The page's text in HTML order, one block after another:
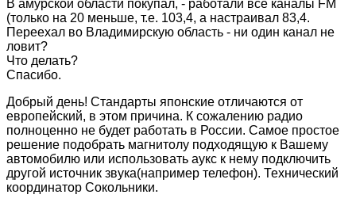
В амурской области покупал, - работали все каналы FM
(только на 20 меньше, т.е. 103,4, а настраивал 83,4.
Переехал во Владимирскую область - ни один канал не
ловит?
Что делать?
Спасибо.
Добрый день! Стандарты японские отличаются от
европейский, в этом причина. К сожалению радио
полноценно не будет работать в России. Самое простое
решение подобрать магнитолу подходящую к Вашему
автомобилю или использовать аукс к нему подключить
другой источник звука(например телефон). Технический
координатор Сокольники.